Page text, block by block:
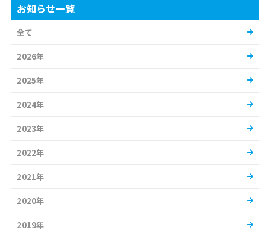
お知らせ一覧
全て
2026年
2025年
2024年
2023年
2022年
2021年
2020年
2019年